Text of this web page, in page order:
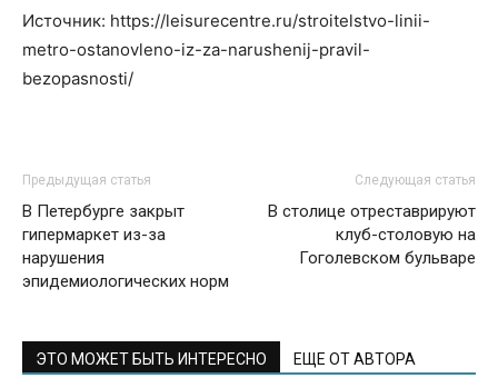
Источник: https://leisurecentre.ru/stroitelstvo-linii-
metro-ostanovleno-iz-za-narushenij-pravil-
bezopasnosti/
Предыдущая статья
В Петербурге закрыт
гипермаркет из-за
нарушения
эпидемиологических норм
Следующая статья
В столице отреставрируют
клуб-столовую на
Гоголевском бульваре
ЭТО МОЖЕТ БЫТЬ ИНТЕРЕСНО ЕЩЕ ОТ АВТОРА